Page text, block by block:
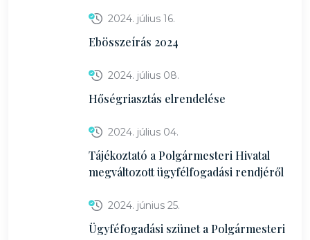
2024. július 16.
Ebösszeírás 2024
2024. július 08.
Hőségriasztás elrendelése
2024. július 04.
Tájékoztató a Polgármesteri Hivatal
megváltozott ügyfélfogadási rendjéről
2024. június 25.
Ügyféfogadási szünet a Polgármesteri